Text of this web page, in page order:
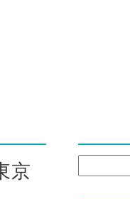
京
索: